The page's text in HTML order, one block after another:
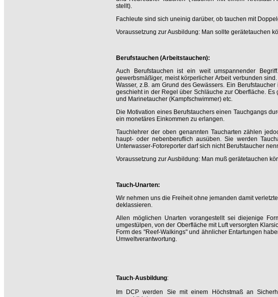
stellt).
Fachleute sind sich uneinig darüber, ob tauchen mit
Voraussetzung zur Ausbildung: Man sollte gerätetauchen
Berufstauchen (Arbeitstauchen):
Auch Berufstauchen ist ein weit umspannender
gewerbsmäßiger, meist körperlicher Arbeit verbunden
Wasser, z.B. am Grund des Gewässers. Ein
geschieht in der Regel über Schläuche zur Oberfläche.
und Marinetaucher (Kampfschwimmer) etc.
Die Motivation eines Berufstauchers einen Tauchgangs
ein monetäres Einkommen zu erlangen.
Tauchlehrer der oben genannten Taucharten zählen
haupt- oder nebenberuflich ausüben. Sie werden
Unterwasser-Fotoreporter darf sich nicht Berufstaucher
Voraussetzung zur Ausbildung: Man muß gerätetauchen
Tauch-Unarten:
Wir nehmen uns die Freiheit ohne jemanden damit
deklassieren.
Allen möglichen Unarten vorangestellt sei diejenige
umgestülpen, von der Oberfläche mit Luft versorgten
Form des "Reef-Walkings" und ähnlicher Entartungen
Umweltverantwortung.
Tauch-Ausbildung:
Im DCP werden Sie mit einem Höchstmaß an